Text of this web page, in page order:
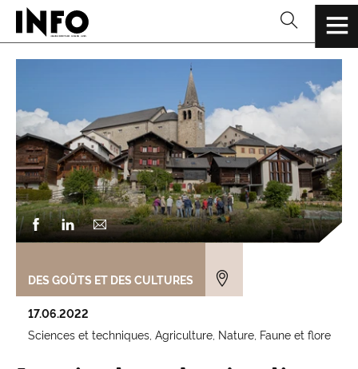
DES GOÛTS ET DES CULTURES
17.06.2022
Sciences et techniques Agriculture Nature Faune et flore